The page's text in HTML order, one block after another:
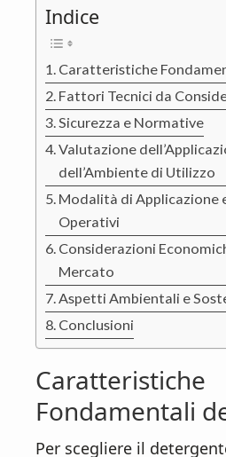
Indice
Caratteristiche
Fattori Tecnici da
Sicurezza e Normative
Valutazione
dell’Ambiente di Utilizzo
Modalità di Applicazione
Operativi
Considerazioni
Mercato
Aspetti Ambientali e
Conclusioni
Caratteristiche
Fondamentali
Per scegliere il